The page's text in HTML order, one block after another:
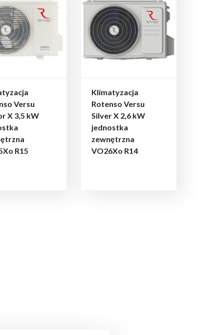
Versu
X 3,5 kW
R15
Klimatyzacja
Rotenso Versu
Silver X 2,6 kW
jednostka
zewnętrzna
VO26Xo R14